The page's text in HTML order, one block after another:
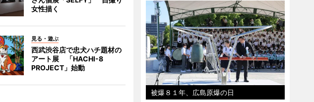
女性描く
見る・遊ぶ
西武渋谷店で忠犬ハチ題材の
アート展 「HACHI-8
PROJECT」始動
被爆８１年、広島原爆の日